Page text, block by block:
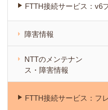
FTTH接続サービス：v6
障害情報
NTTのメンテナン
ス・障害情報
FTTH接続サービス：フ